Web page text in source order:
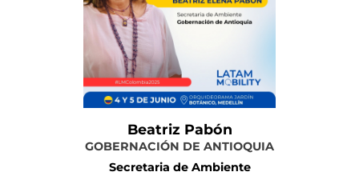
Beatriz Pabón
GOBERNACIÓN DE ANTIOQUIA
Secretaria de Ambiente